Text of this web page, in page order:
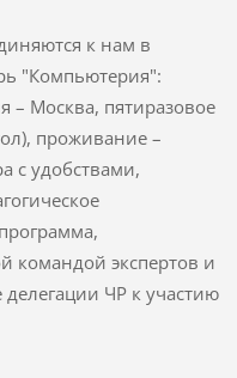
к нам в
"Компьютерия":
– Москва, пятиразовое
проживание –
с удобствами,
командой экспертов и
делегации ЧР к участию